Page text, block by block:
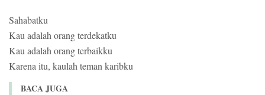
Sahabatku
Kau adalah orang terdekatku
Kau adalah orang terbaikku
Karena itu, kaulah teman karibku
BACA JUGA